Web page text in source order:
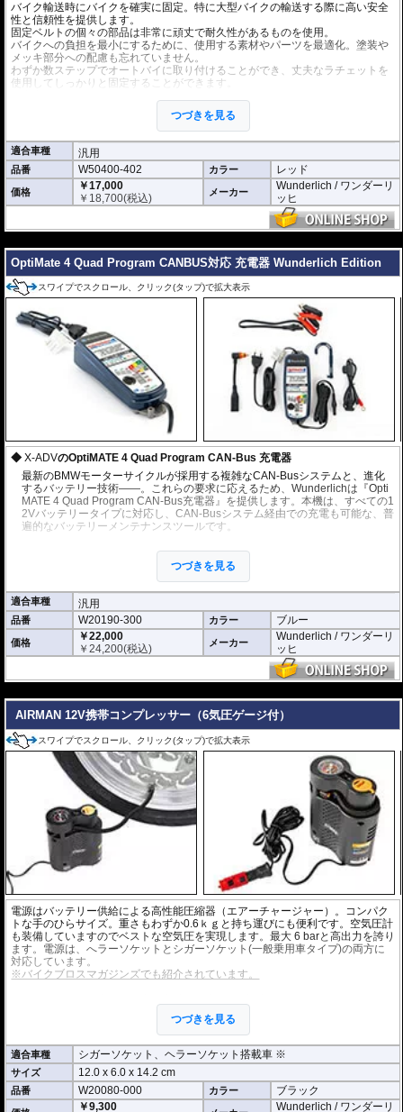
バイク輸送時にバイクを確実に固定。特に大型バイクの輸送する際に高い安全
性と信頼性を提供します。
固定ベルトの個々の部品は非常に頑丈で耐久性があるものを使用。
バイクへの負担を最小にするために、使用する素材やパーツを最適化。塗装や
メッキ部分への配慮も忘れていません。
わずか数ステップでオートバイに取り付けることができ、丈夫なラチェットを
使用してしっかりと固定することができます。
つづきを見る
適合車種 汎用
品番 W50400-402 カラー レッド
価格
￥17,000
￥ 18,700(税込) メーカー
Wunderlich / ワンダーリ
ッヒ
OptiMate 4 Quad Program CANBUS対応 充電器 Wunderlich Edition
スワイプでスクロール、クリック(タップ)で拡大表示
X-ADVのOptiMATE 4 Quad Program CAN-Bus 充電器
最新のBMWモーターサイクルが採用する複雑なCAN-Busシステムと、進化
するバッテリー技術——。これらの要求に応えるため、Wunderlichは『Opti
MATE 4 Quad Program CAN-Bus充電器』を提供します。本機は、すべての1
2Vバッテリータイプに対応し、CAN-Busシステム経由での充電も可能な、普
遍的なバッテリーメンテナンスツールです。
CAN-Bus対応のインテリジェント充電
BMW CAN-Bus経由充電: 適切なプログラムを選択(モード2または4)するこ
とで、BMWのCAN-Bus制御12Vソケット（オンボードソケット）経由での
自動充電および維持管理が可能です。煩わしい配線接続は不要です。
4つの自動プログラム: 接続後、診断、復元、充電、維持管理を自動で実行
する4つのプログラムから選択可能。
低電圧復元パルス: 深く放電しサルフェーションが発生したバッテリーを
より効果的に復元するための低電圧復元パルス機能(モード1または3 車体
にバッテリーを接続したままの使用不可)が組み込まれています。
を常にモニタリングします。
全てのバイクバッテリーを網羅する互換性
広範な12Vバッテリー対応: 従来の鉛酸バッテリー（STD、AGM、GEL）
に加え、最新のバイクで主流となっているLiFePO4（リン酸鉄リチウム）
を採用したリチウムイオンバッテリーを含む、全ての12Vバイクバッテリ
ータイプに対応します。
LiFePO4互換性に関する明確な保証: 充電器のマニュアルにあるリチウム
イオンバッテリーに関する警告は、一般的なLi-ionバッテリー（ラップトッ
プ等）を指すものであり、バイク用LiFePO4バッテリーは本機と完全に互
換性があり、安心して充電可能です。
バッテリー寿命を最大4倍に延長: 定期的なメンテナンスプログラムによ
り、バッテリーの寿命を最大4倍に延ばす効果が期待できます。
便利な仕様と高い耐久性
付属品: 車両のオンボードソケット用の耐候性プラグ（ヒューズ付き）
と、車両外で充電するためのクランプセットが同梱されています。
CAN-Bus対応設定済み: 提供するバージョンはすでにCAN-Bus対応設定済
みであり、特別な調整は必要ありません。
高い耐久性: IP54の耐候性ハウジングを備え、-40°Cの低温下でも動作可能
つづきを見る
適合車種 汎用
品番 W20190-300 カラー ブルー
価格
￥22,000
￥24,200(税込) メーカー
Wunderlich / ワンダーリ
ッヒ
AIRMAN 12V携帯コンプレッサー（6気圧ゲージ付）
スワイプでスクロール、クリック(タップ)で拡大表示
電源はバッテリー供給による高性能圧縮器（エアーチャージャー）。コンパク
トな手のひらサイズ。重さもわずか0.6ｋｇと持ち運びにも便利です。空気圧計
も装備していますのでベストな空気圧を実現します。最大 6 barと高出力を誇り
ます。電源は、へラーソケットとシガーソケット(一般乗用車タイプ)の両方に
対応しています。
※バイクブロスマガジンズでも紹介されています。
付属。 四輪車、二輪車のタイヤだけでなくレジャーでもAirmanは大活躍しま
・ゴムボート、浮き輪等用
・サーガーボール、バスケットボール等用
・英式自転車バルブ用
新規充填速度の目安 (空の状態から充填した場合の目安です)
つづきを見る
適合車種 シガーソケット、ヘラーソケット搭載車 ※
サイズ 12.0 x 6.0 x 14.2 cm
品番 W20080-000 カラー ブラック
￥9,300 Wunderlich / ワンダーリ